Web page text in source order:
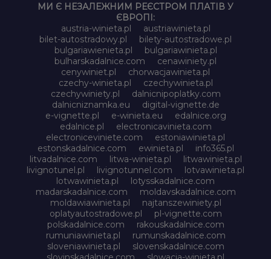
МИ Є НЕЗАЛЕЖНИМ РЕЄСТРОМ ПЛАТІВ У
ЄВРОПІ:
austria-winieta.pl
austriawinieta.pl
bilet-autostradowy.pl
bilety-autostradowe.pl
bulgariawienieta.pl
bulgariawinieta.pl
bulharskadalnice.com
cenawiniety.pl
cenywiniet.pl
chorwacjawinieta.pl
czechy-winieta.pl
czechywinieta.pl
czechywiniety.pl
dalnicnipoplatky.com
dalnicniznamka.eu
digital-vignette.de
e-vignette.pl
e-winieta.eu
edalnice.org
edalnice.pl
electronicavinieta.com
electroniceviniete.com
estoniawinieta.pl
estonskadalnice.com
ewinieta.pl
info365.pl
litvadalnice.com
litwa-winieta.pl
litwawinieta.pl
livignotunel.pl
livignotunnel.com
lotvawinieta.pl
lotwawinieta.pl
lotysskadalnice.com
madarskadalnice.com
moldavskadalnice.com
moldawiawinieta.pl
najtanszewiniety.pl
oplatyautostradowe.pl
pl-vignette.com
polskadalnice.com
rakouskadalnice.com
rumuniawinieta.pl
rumunskadalnice.com
sloveniawinieta.pl
slovenskadalnice.com